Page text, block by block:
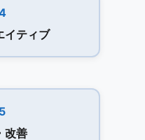
イティブ
改善